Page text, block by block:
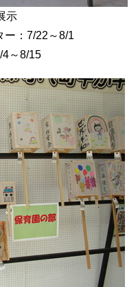
示
ー：7/22～8/1
4～8/15